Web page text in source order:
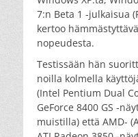
7:n Beta 1 -julkaisua
kertoo
nopeudesta.
Testissään hän
noilla kolmella
(Intel Pentium Dual
GeForce 8400 GS -
muistilla) että AMD-